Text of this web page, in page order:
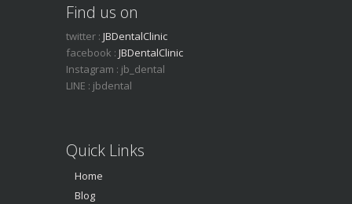
Find us on
twitter : JBDentalClinic
facebook : JBDentalClinic
Instagram : jb_dental
LINE : jbdental
Quick Links
Home
Blog